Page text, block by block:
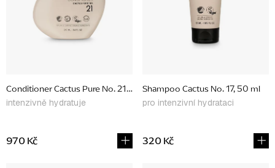
Conditioner Cactus Pure No. 21, 250 ml
intenzivně hydratuje
970 Kč
Shampoo Cactus No. 17, 50 ml
pro intenzivní hydrataci
320 Kč